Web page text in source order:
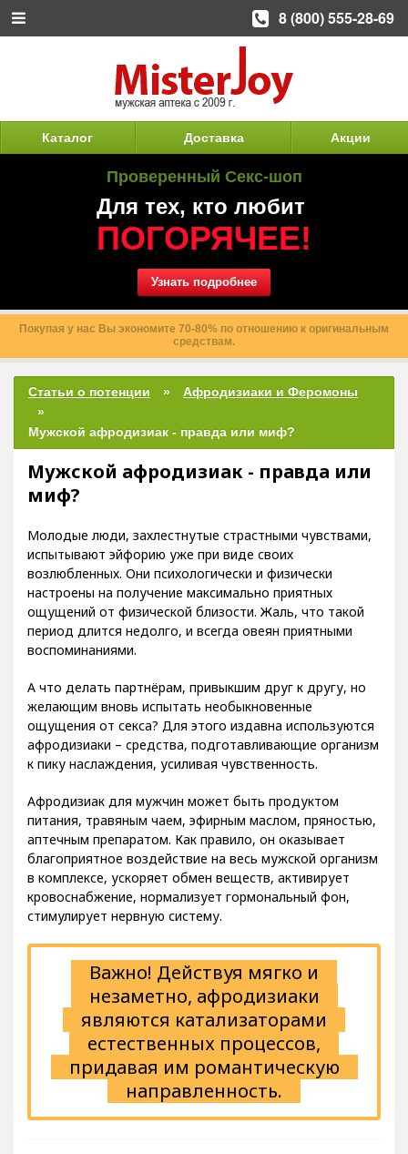
Каталог Доставка Акции
Проверенный Секс-шоп
Для тех, кто любит
ПОГОРЯЧЕЕ!
Узнать подробнее
Мы не продаем «мел», у нас только рабочие таблетки.
Статьи о потенции Афродизиаки и Феромоны
Мужской афродизиак - правда или миф?
Мужской афродизиак - правда или
миф?
испытывают эйфорию уже при виде своих
возлюбленных. Они психологически и физически
настроены на получение максимально приятных
ощущений от физической близости. Жаль, что такой
период длится недолго, и всегда овеян приятными
воспоминаниями.
желающим вновь испытать необыкновенные
ощущения от секса? Для этого издавна используются
афродизиаки – средства, подготавливающие организм
к пику наслаждения, усиливая чувственность.
питания, травяным чаем, эфирным маслом, пряностью,
аптечным препаратом. Как правило, он оказывает
благоприятное воздействие на весь мужской организм
в комплексе, ускоряет обмен веществ, активирует
кровоснабжение, нормализует гормональный фон,
стимулирует нервную систему.
Важно! Действуя мягко и
незаметно, афродизиаки
являются катализаторами
естественных процессов,
придавая им романтическую
направленность.
8 (800) 555-28-69